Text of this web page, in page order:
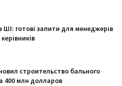
готові запити для менеджерів
строительство бального
400 млн долларов